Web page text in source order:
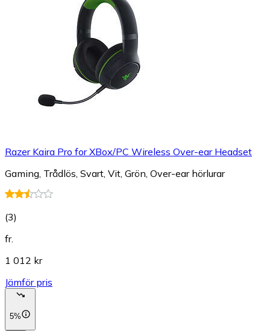
Razer Kaira Pro for XBox/PC Wireless Over-ear Headset
Gaming, Trådlös, Svart, Vit, Grön, Over-ear hörlurar
(3)
fr.
1 012 kr
Jämför pris
5%